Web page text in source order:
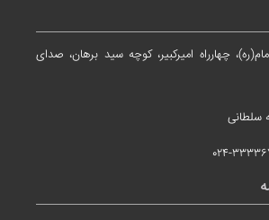
چهارراه امیرکبیر، کوچه سید برهان، صدای
سلطانی